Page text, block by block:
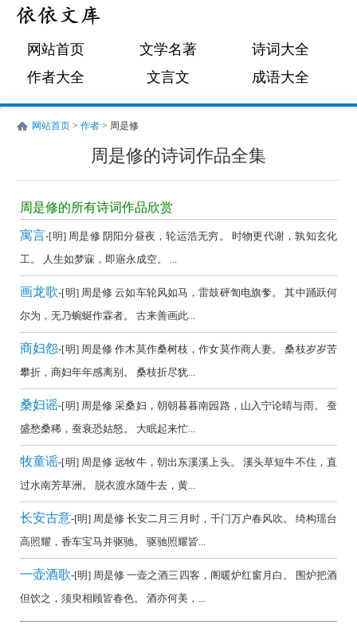
网站首页 文学名著
诗词大全
作者大全
文言文 成语大全
网站首页 > 作者 > 周是修
周是修的诗词作品全集
周
是
修
的
诗
词
作
品
全
集
欣
赏
（全
部
所
有
集
锦）-
古
周是修的所有诗词作品欣赏
寓言-[明] 周是修 阴阳分昼夜，轮运浩无穷。 时物更代谢，孰知玄化
工。 人生如梦寐，即寤永成空。 ...
画龙歌-[明] 周是修 云如车轮风如马，雷鼓砰訇电旗奓。 其中踊跃何
尔为，无乃蜿蜒作霖者。 古来善画此...
商妇怨-[明] 周是修 作木莫作桑树枝，作女莫作商人妻。 桑枝岁岁苦
攀折，商妇年年感离别。 桑枝折尽犹...
桑妇谣-[明] 周是修 采桑妇，朝朝暮暮南园路，山入宁论晴与雨。 蚕
盛愁桑稀，蚕衰恐姑怒。 大眠起来忙...
牧童谣-[明] 周是修 远牧牛，朝出东溪溪上头。 溪头草短牛不住，直
过水南芳草洲。 脱衣渡水随牛去，黄...
长安古意-[明] 周是修 长安二月三月时，千门万户春风吹。 绮构瑶台
高照耀，香车宝马并驱驰。 驱驰照耀皆...
一壶酒歌-[明] 周是修 一壶之酒三四客，阁暖炉红窗月白。 围炉把酒
但饮之，须臾相顾皆春色。 酒亦何美，...